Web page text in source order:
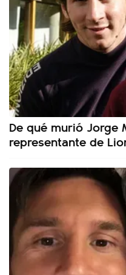
De qué murió Jorge
representante de